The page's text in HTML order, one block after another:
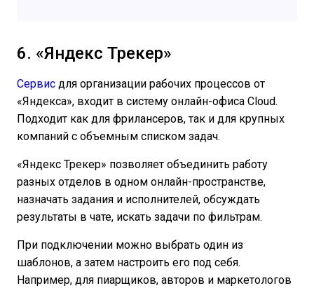
6. «Яндекс Трекер»
Сервис для организации рабочих процессов от
«Яндекса», входит в систему онлайн-офиса Cloud.
Подходит как для фрилансеров, так и для крупных
компаний с объемным списком задач.
«Яндекс Трекер» позволяет объединить работу
разных отделов в одном онлайн-пространстве,
назначать задания и исполнителей, обсуждать
результаты в чате, искать задачи по фильтрам.
При подключении можно выбрать один из
шаблонов, а затем настроить его под себя.
Например, для пиарщиков, авторов и маркетологов